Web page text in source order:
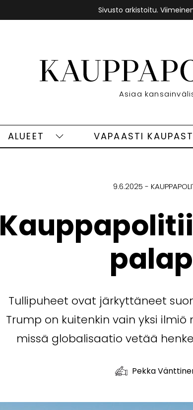
Sivusto arkistoitu.
Asiaa
ALUEET
Alueet
VAPAASTI
9.6.2025
Tullipuheet ovat järkyttäneet
Trump on kuitenkin vain yksi
missä globalisaatio vetää
Pekka